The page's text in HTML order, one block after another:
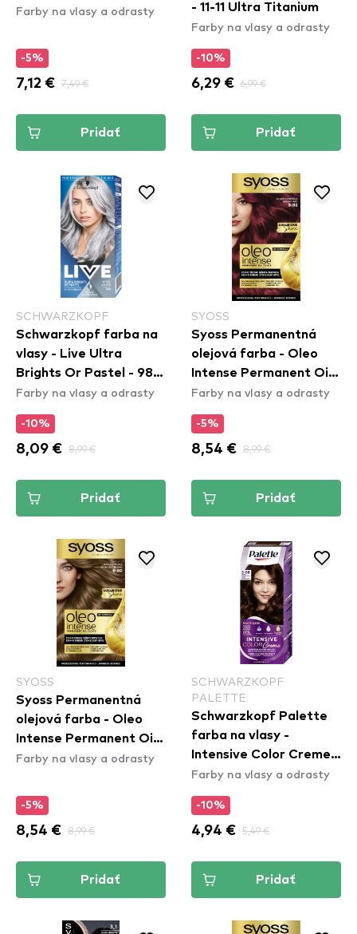
5_8 Hezelnut Brown
Farby na vlasy a odrasty
-5%
7,12 € 7,49 €
Pridať
- 11-11 Ultra Titanium
Farby na vlasy a odrasty
-10%
6,29 € 6,99 €
Pridať
SCHWARZKOPF
Schwarzkopf farba na
vlasy - Live Ultra
Brights Or Pastel - 98
Steel Silver
Farby na vlasy a odrasty
-10%
8,09 € 8,99 €
Pridať
SYOSS
Syoss Permanentná
olejová farba - Oleo
Intense Permanent Oil
Color - 5-92 Bright Red
Farby na vlasy a odrasty
-5%
8,54 € 8,99 €
Pridať
SYOSS
Syoss Permanentná
olejová farba - Oleo
Intense Permanent Oil
Color - 6-80 Hezelnut
Farby na vlasy a odrasty
-5%
8,54 € 8,99 €
Pridať
SCHWARZKOPF
PALETTE
Schwarzkopf Palette
farba na vlasy -
Intensive Color Creme -
3-68 Dark Mahogany
Farby na vlasy a odrasty
-10%
4,94 € 5,49 €
Pridať